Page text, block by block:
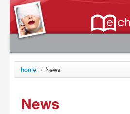
Home
Autori
Board Editoriale
home / News
News